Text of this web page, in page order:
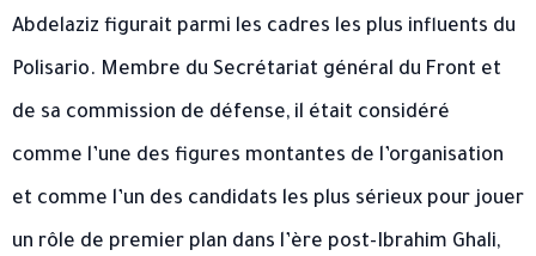
Abdelaziz figurait parmi les cadres les plus influents du
Polisario. Membre du Secrétariat général du Front et
de sa commission de défense, il était considéré
comme l’une des figures montantes de l’organisation
et comme l’un des candidats les plus sérieux pour jouer
un rôle de premier plan dans l’ère post-Ibrahim Ghali,